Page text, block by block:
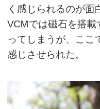
く感じられるのが面
VCMでは磁石を搭
ってしまうが、ここ
感じさせられた。